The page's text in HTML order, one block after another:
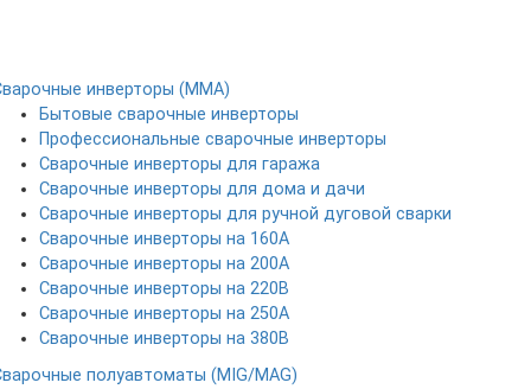
инверторы (MMA)
Бытовые сварочные инверторы
Профессиональные сварочные инверторы
Сварочные инверторы для гаража
Сварочные инверторы для дома и дачи
Сварочные инверторы для ручной дуговой сварки
Сварочные инверторы на 160А
Сварочные инверторы на 200А
Сварочные инверторы на 220В
Сварочные инверторы на 250А
Сварочные инверторы на 380В
полуавтоматы (MIG/MAG)